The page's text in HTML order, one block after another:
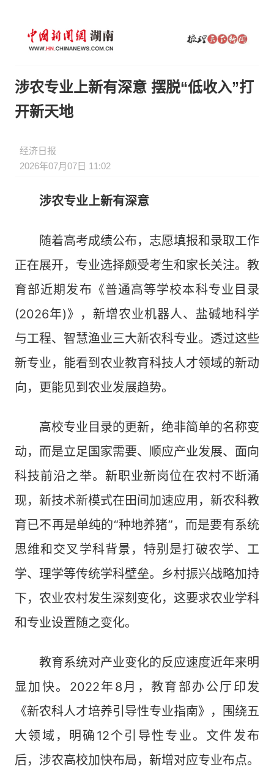
涉农专业上新有深意 摆脱“低收入”打
开新天地
经济日报
2026年07月07日 11:02
涉农专业上新有深意
随着高考成绩公布，志愿填报和录取工作
正在展开，专业选择颇受考生和家长关注。教
育部近期发布《普通高等学校本科专业目录
(2026年)》，新增农业机器人、盐碱地科学
与工程、智慧渔业三大新农科专业。透过这些
新专业，能看到农业教育科技人才领域的新动
向，更能见到农业发展趋势。
高校专业目录的更新，绝非简单的名称变
动，而是立足国家需要、顺应产业发展、面向
科技前沿之举。新职业新岗位在农村不断涌
现，新技术新模式在田间加速应用，新农科教
育已不再是单纯的“种地养猪”，而是要有系统
思维和交叉学科背景，特别是打破农学、工
学、理学等传统学科壁垒。乡村振兴战略加持
下，农业农村发生深刻变化，这要求农业学科
和专业设置随之变化。
教育系统对产业变化的反应速度近年来明
显加快。2022年8月，教育部办公厅印发
《新农科人才培养引导性专业指南》，围绕五
大领域，明确12个引导性专业。文件发布
后，涉农高校加快布局，新增对应专业布点。